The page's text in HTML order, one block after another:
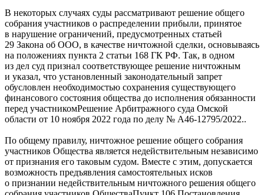
В некоторых случаях суды рассматривают решение общего
собрания участников о распределении прибыли, принятое
в нарушение ограничений, предусмотренных статьей
29 Закона об ООО, в качестве ничтожной сделки, основываясь
на положениях пункта 2 статьи 168 ГК РФ. Так, в одном
из дел суд признал соответствующее решение ничтожным
и указал, что установленный законодательный запрет
обусловлен необходимостью сохранения существующего
финансового состояния общества до исполнения обязанности
перед участникомРешение Арбитражного суда Омской
области от 10 ноября 2022 года по делу № А46-12795/2022..
По общему правилу, ничтожное решение общего собрания
участников Общества является недействительным независимо
от признания его таковым судом. Вместе с этим, допускается
возможность предъявления самостоятельных исков
о признании недействительным ничтожного решения общего